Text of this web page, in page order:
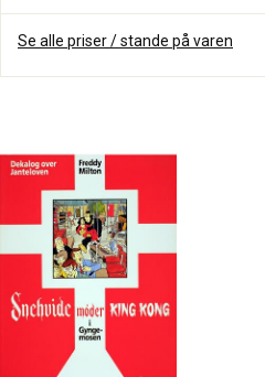
Se alle priser / stande på varen